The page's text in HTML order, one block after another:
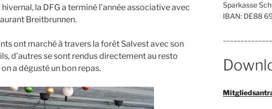
la DFG a terminé l’année associative avec
Breitbrunnen.
ont marché à travers la forêt Salvest avec son
d’autres se sont rendus directement au resto
a dégusté un bon repas.
Sparkasse
IBAN: DE88